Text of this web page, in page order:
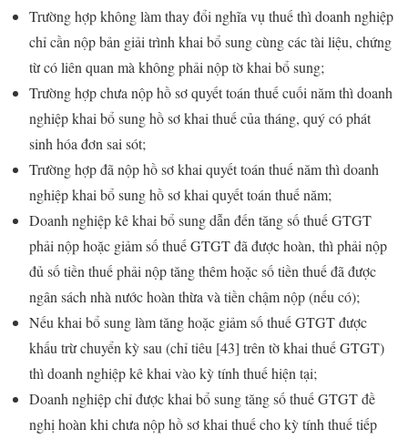
Trường hợp không làm thay đổi nghĩa vụ thuế thì doanh nghiệp
chỉ cần nộp bản giải trình khai bổ sung cùng các tài liệu, chứng
từ có liên quan mà không phải nộp tờ khai bổ sung;
Trường hợp chưa nộp hồ sơ quyết toán thuế cuối năm thì doanh
nghiệp khai bổ sung hồ sơ khai thuế của tháng, quý có phát
sinh hóa đơn sai sót;
Trường hợp đã nộp hồ sơ khai quyết toán thuế năm thì doanh
nghiệp khai bổ sung hồ sơ khai quyết toán thuế năm;
Doanh nghiệp kê khai bổ sung dẫn đến tăng số thuế GTGT
phải nộp hoặc giảm số thuế GTGT đã được hoàn, thì phải nộp
đủ số tiền thuế phải nộp tăng thêm hoặc số tiền thuế đã được
ngân sách nhà nước hoàn thừa và tiền chậm nộp (nếu có);
Nếu khai bổ sung làm tăng hoặc giảm số thuế GTGT được
khấu trừ chuyển kỳ sau (chỉ tiêu [43] trên tờ khai thuế GTGT)
thì doanh nghiệp kê khai vào kỳ tính thuế hiện tại;
Doanh nghiệp chỉ được khai bổ sung tăng số thuế GTGT đề
nghị hoàn khi chưa nộp hồ sơ khai thuế cho kỳ tính thuế tiếp